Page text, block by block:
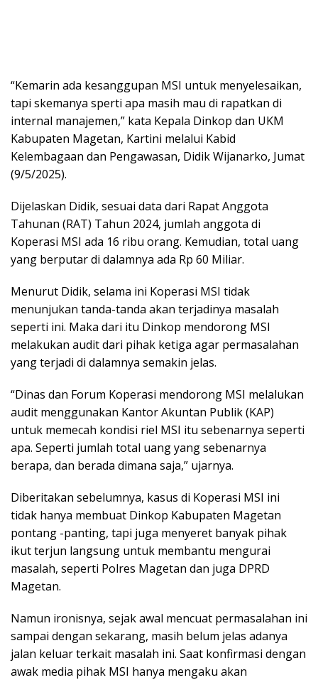
“Kemarin ada kesanggupan MSI untuk menyelesaikan,
tapi skemanya sperti apa masih mau di rapatkan di
internal manajemen,” kata Kepala Dinkop dan UKM
Kabupaten Magetan, Kartini melalui Kabid
Kelembagaan dan Pengawasan, Didik Wijanarko, Jumat
(9/5/2025).
Dijelaskan Didik, sesuai data dari Rapat Anggota
Tahunan (RAT) Tahun 2024, jumlah anggota di
Koperasi MSI ada 16 ribu orang. Kemudian, total uang
yang berputar di dalamnya ada Rp 60 Miliar.
Menurut Didik, selama ini Koperasi MSI tidak
menunjukan tanda-tanda akan terjadinya masalah
seperti ini. Maka dari itu Dinkop mendorong MSI
melakukan audit dari pihak ketiga agar permasalahan
yang terjadi di dalamnya semakin jelas.
“Dinas dan Forum Koperasi mendorong MSI melalukan
audit menggunakan Kantor Akuntan Publik (KAP)
untuk memecah kondisi riel MSI itu sebenarnya seperti
apa. Seperti jumlah total uang yang sebenarnya
berapa, dan berada dimana saja,” ujarnya.
Diberitakan sebelumnya, kasus di Koperasi MSI ini
tidak hanya membuat Dinkop Kabupaten Magetan
pontang -panting, tapi juga menyeret banyak pihak
ikut terjun langsung untuk membantu mengurai
masalah, seperti Polres Magetan dan juga DPRD
Magetan.
Namun ironisnya, sejak awal mencuat permasalahan ini
sampai dengan sekarang, masih belum jelas adanya
jalan keluar terkait masalah ini. Saat konfirmasi dengan
awak media pihak MSI hanya mengaku akan